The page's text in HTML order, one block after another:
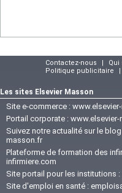
Contactez-nous | Qui
Politique publicitaire
|
Les sites Elsevier Masson
Site e-commerce :
Portail corporate :
Suivez notre actualité sur le
masson.fr
Plateforme de formation des
infirmiere.com
Site portail pour les institutions :
Site d'emploi en santé :